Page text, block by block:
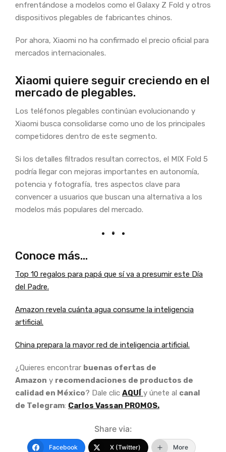
enfrentándose a modelos como el Galaxy Z Fold y otros
dispositivos plegables de fabricantes chinos.
Por ahora, Xiaomi no ha confirmado el precio oficial para
mercados internacionales.
Xiaomi quiere seguir creciendo en el
mercado de plegables.
Los teléfonos plegables continúan evolucionando y
Xiaomi busca consolidarse como uno de los principales
competidores dentro de este segmento.
Si los detalles filtrados resultan correctos, el MIX Fold 5
podría llegar con mejoras importantes en autonomía,
potencia y fotografía, tres aspectos clave para
convencer a usuarios que buscan una alternativa a los
modelos más populares del mercado.
Conoce más…
Top 10 regalos para papá que sí va a presumir este Día
del Padre.
Amazon revela cuánta agua consume la inteligencia
artificial.
China prepara la mayor red de inteligencia artificial.
¿Quieres encontrar buenas ofertas de
Amazon y recomendaciones de productos de
calidad en México? Dale clic AQUÍ y únete al canal
de Telegram: Carlos Vassan PROMOS.
Share via:
Facebook X (Twitter) More